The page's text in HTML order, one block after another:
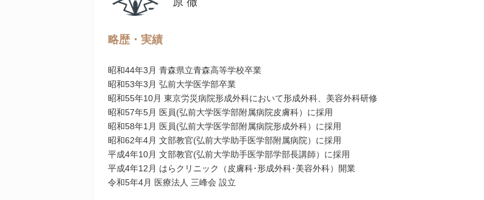
略歴・実績
昭和44年3⽉ ⻘森県⽴⻘森⾼等学校卒業
昭和53年3⽉ 弘前⼤学医学部卒業
昭和55年10⽉ 東京労災病院形成外科において形成外科、美容外科研修
昭和57年5⽉ 医員(弘前⼤学医学部附属病院⽪膚科）に採⽤
昭和58年1⽉ 医員(弘前⼤学医学部附属病院形成外科）に採⽤
昭和62年4⽉ ⽂部教官(弘前⼤学助⼿医学部附属病院）に採⽤
平成4年10⽉ ⽂部教官(弘前⼤学助⼿医学部学部⻑講師）に採⽤
平成4年12⽉ はらクリニック（⽪膚科･形成外科･美容外科）開業
令和5年4⽉ 医療法人 三峰会 設立